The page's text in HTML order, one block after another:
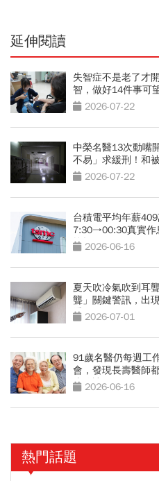
延伸閱讀
失智症不是老了才
智，做好14件事可
2026-07-22
中榮名醫13次動嘴
不易」求緩刑！和
2026-07-22
台積電平均年薪
7:30→00:30真實作
較操？
2026-06-16
夏天吹冷氣吹到耳
聾」關鍵警訊，出
看 2026-07-01
91歲名醫仍每週工
會，發現長壽醫師
歲秘訣」
2026-06-16
熱門話題